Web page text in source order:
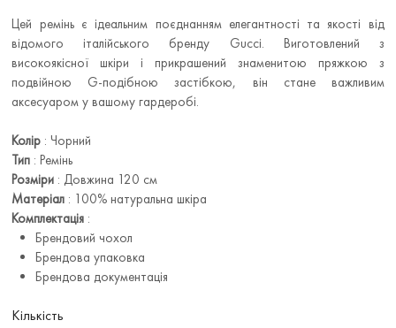
Цей ремінь є ідеальним поєднанням елегантності та якості від
відомого італійського бренду Gucci. Виготовлений з
високоякісної шкіри і прикрашений знаменитою пряжкою з
подвійною G-подібною застібкою, він стане важливим
аксесуаром у вашому гардеробі.
Колір : Чорний
Тип : Ремінь
Розміри : Довжина 120 см
Матеріал : 100% натуральна шкіра
Комплектація :
Брендовий чохол
Брендова упаковка
Брендова документація
Кількість